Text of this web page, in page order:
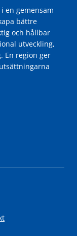
en gemensam
bättre
och hållbar
utveckling,
En region ger